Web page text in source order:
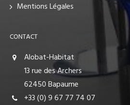
Mentions Légales
CONTACT
Alobat-Habitat
13 rue des Archers
62450 Bapaume
+33 (0) 9 67 77 74 07